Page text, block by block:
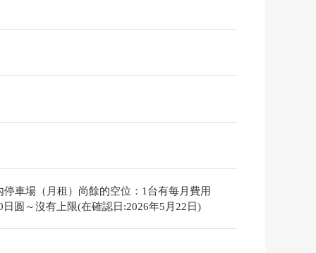
停車場（月租）尚餘的空位：1台有每月費用
日圆～沒有上限(在確認日:2026年5月22日)